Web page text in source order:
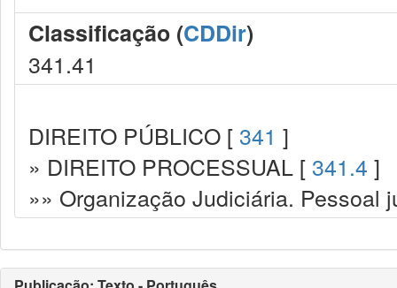
Classificação (CDDir)
341.41
DIREITO PÚBLICO [ 341 ]
» DIREITO PROCESSUAL [ 341.4 ]
»» Organização Judiciária. Pessoal